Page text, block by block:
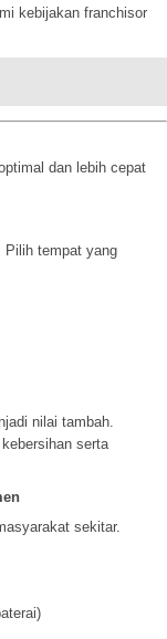
kebijakan franchisor
dan lebih cepat
Pilih tempat yang
nilai tambah.
serta
sekitar.